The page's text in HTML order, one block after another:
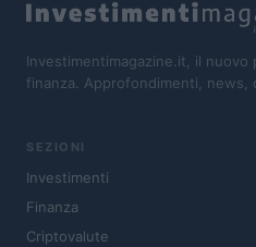
Investimentimagazine.it, il nuovo
finanza. Approfondimenti, news,
SEZIONI
Investimenti
Finanza
Criptovalute